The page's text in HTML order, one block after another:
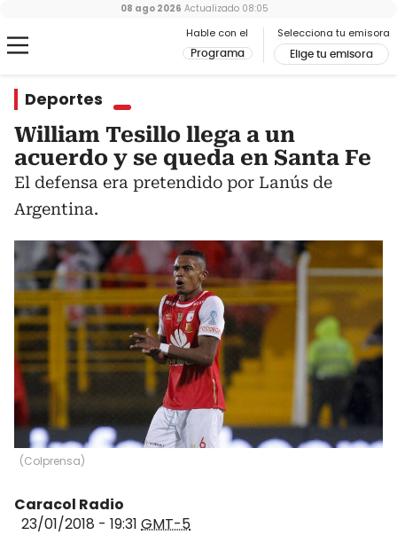
Hable con el
Programa
Selecciona tu emisora
Elige tu emisora
08 ago 2026 Actualizado 08:05
Deportes
William Tesillo llega a un
acuerdo y se queda en Santa Fe
El defensa era pretendido por Lanús de
Argentina.
(Colprensa)
Caracol Radio
23/01/2018 - 19:31 GMT-5